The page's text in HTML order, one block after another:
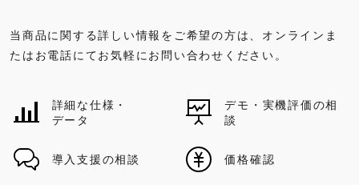
当商品に関する詳しい情報をご希望の方は、オンラインま
たはお電話にてお気軽にお問い合わせください。
詳細な仕様・
データ
デモ・実機評価の相
談
導入支援の相談 価格確認